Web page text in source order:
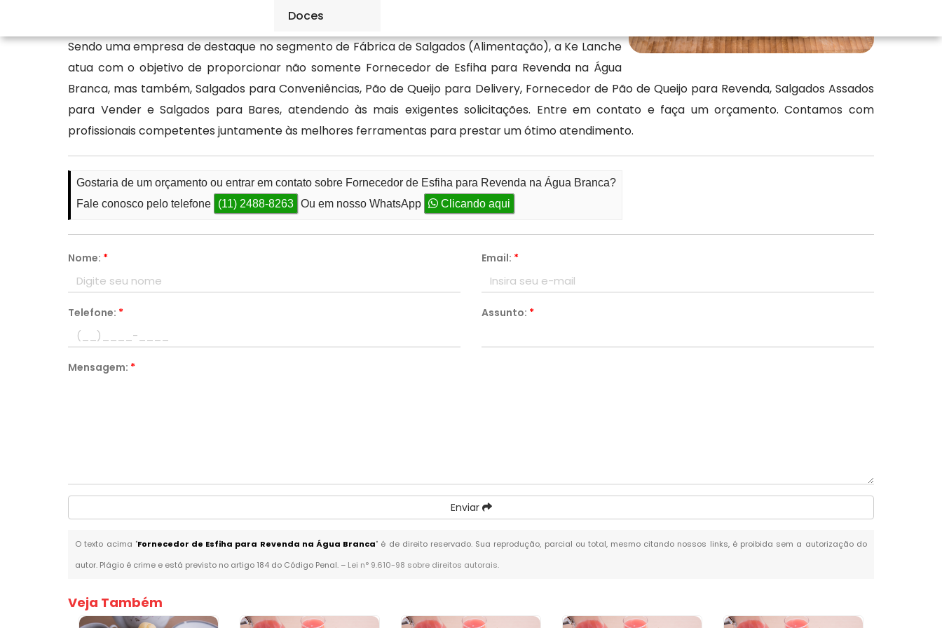
Doces
Sendo uma empresa de destaque no segmento de Fábrica de Salgados (Alimentação), a Ke Lanche
atua com o objetivo de proporcionar não somente Fornecedor de Esfiha para Revenda na Água
Branca, mas também, Salgados para Conveniências, Pão de Queijo para Delivery, Fornecedor de Pão de Queijo para Revenda, Salgados Assados
para Vender e Salgados para Bares, atendendo às mais exigentes solicitações. Entre em contato e faça um orçamento. Contamos com
profissionais competentes juntamente às melhores ferramentas para prestar um ótimo atendimento.
Gostaria de um orçamento ou entrar em contato sobre Fornecedor de Esfiha para Revenda na Água Branca?
Fale conosco pelo telefone
(11) 2488-8263 Ou em nosso WhatsApp Clicando aqui
Nome: * Email: *
Telefone: * Assunto: *
Mensagem: *
Enviar
O texto acima "Fornecedor de Esfiha para Revenda na Água Branca" é de direito reservado. Sua reprodução, parcial ou total, mesmo citando nossos links, é proibida sem a autorização do
autor. Plágio é crime e está previsto no artigo 184 do Código Penal. – Lei n° 9.610-98 sobre direitos autorais.
Veja Também